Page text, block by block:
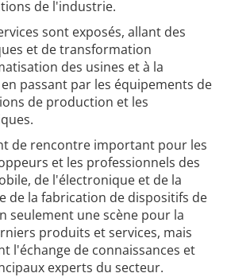
de l'industrie.
sont exposés, allant des
et de transformation
des usines et à la
passant par les équipements de
de production et les
de rencontre important pour les
et les professionnels des
de l'électronique et de la
de la fabrication de dispositifs de
seulement une scène pour la
produits et services, mais
l'échange de connaissances et
experts du secteur.